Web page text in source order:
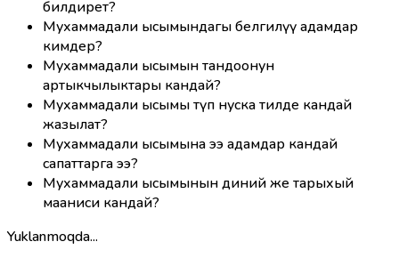
билдирет?
Мухаммадали ысымындагы белгилүү адамдар
кимдер?
Мухаммадали ысымын тандоонун
артыкчылыктары кандай?
Мухаммадали ысымы түп нуска тилде кандай
жазылат?
Мухаммадали ысымына ээ адамдар кандай
сапаттарга ээ?
Мухаммадали ысымынын диний же тарыхый
мааниси кандай?
Yuklanmoqda...